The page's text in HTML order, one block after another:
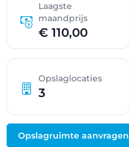
Laagste
maandprijs
€ 110,00
Opslaglocaties
3
Opslagruimte